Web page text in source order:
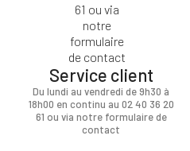
Service client
Du lundi au vendredi de 9h30 à
18h00 en continu au 02 40 36 20
61 ou via notre formulaire de
contact